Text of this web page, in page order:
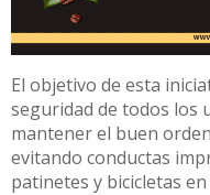
El objetivo de esta
seguridad de todos los
mantener el buen
evitando conductas
patinetes y bicicletas